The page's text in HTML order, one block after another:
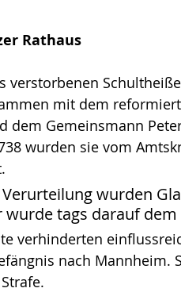
Rathaus
verstorbenen
mit dem
dem Gemeinsmann
wurden sie vom
wurden
wurde tags darauf
verhinderten
nach